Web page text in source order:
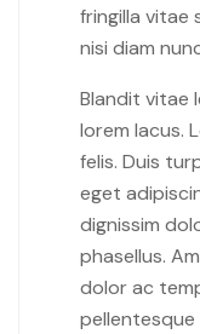
fringilla vitae
nisi diam
Blandit vitae
lorem lacus.
felis. Duis
eget
dignissim
phasellus.
dolor ac